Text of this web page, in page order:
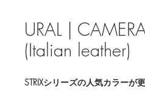
URAL |
(Italian leather)
STRIXシリーズの人気カラーが